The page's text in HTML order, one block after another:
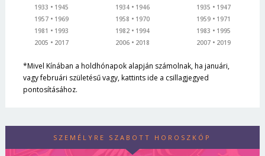
1933
1945
1957
1969
1981
1993
2005
2017
1934
1946
1958
1970
1982
1994
2006
2018
1935
1947
1959
1971
1983
1995
2007
2019
*Mivel Kínában a holdhónapok alapján számolnak, ha januári,
vagy februári születésű vagy, kattints ide a csillagjegyed
pontosításához.
SZEMÉLYRE SZABOTT HOROSZKÓP